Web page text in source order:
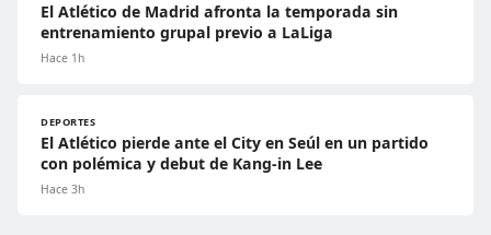
El Atlético de Madrid afronta la temporada sin
entrenamiento grupal previo a LaLiga
Hace 1h
DEPORTES
El Atlético pierde ante el City en Seúl en un partido
con polémica y debut de Kang-in Lee
Hace 3h